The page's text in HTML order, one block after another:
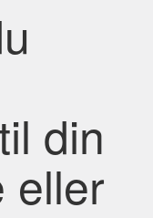
din
eller